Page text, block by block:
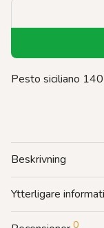
Pesto siciliano
Beskrivning
Ytterligare
0